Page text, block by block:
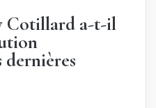
Cotillard a-t-il
dernières